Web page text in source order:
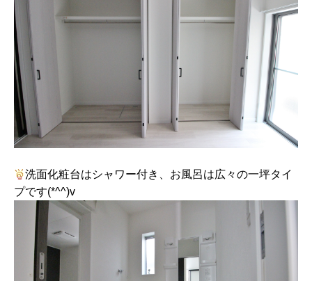
洗面化粧台はシャワー付き、お風呂は広々の一坪タイ
プです(*^^)v